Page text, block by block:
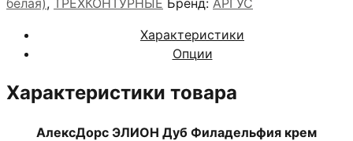
крем
(снежно-
Характеристики
Опции
Характеристики товара
АлексДорс ЭЛИОН Дуб Филадельфия крем